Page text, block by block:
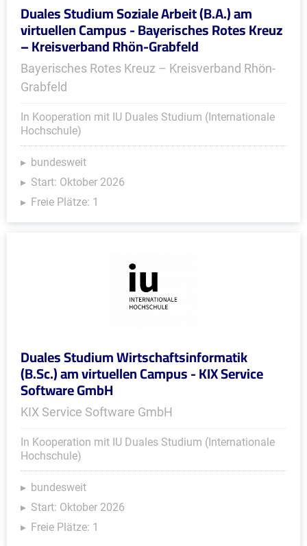
Duales Studium Soziale Arbeit (B.A.) am
virtuellen Campus - Bayerisches Rotes Kreuz
– Kreisverband Rhön-Grabfeld
Bayerisches Rotes Kreuz – Kreisverband Rhön-
Grabfeld
In Kooperation mit IU Duales Studium (Internationale
Hochschule)
bundesweit
Start: Oktober 2026
Freie Plätze: 1
Duales Studium Wirtschaftsinformatik
(B.Sc.) am virtuellen Campus - KIX Service
Software GmbH
KIX Service Software GmbH
In Kooperation mit IU Duales Studium (Internationale
Hochschule)
bundesweit
Start: Oktober 2026
Freie Plätze: 1